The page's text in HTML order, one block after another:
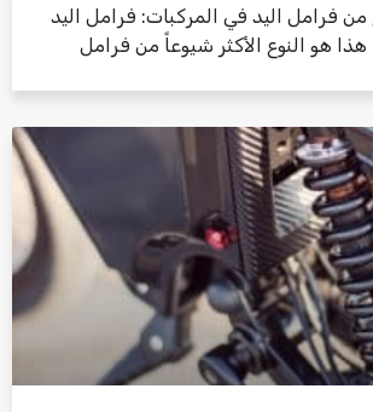
من فرامل اليد في المركبات: فرامل اليد
هو النوع الأكثر شيوعاً من فرامل